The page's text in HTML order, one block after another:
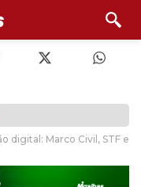
digital: Marco Civil, STF e